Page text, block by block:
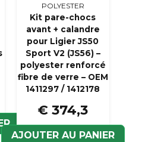
POLYESTER
Kit pare-chocs
avant + calandre
pour Ligier JS50
Sport V2 (JS56) –
polyester renforcé
fibre de verre – OEM
1411297 / 1412178
€ 374,3
AJOUTER AU PANIER